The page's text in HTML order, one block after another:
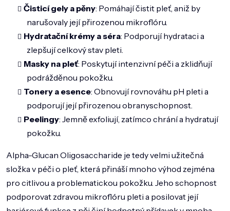
Čisticí gely a pěny: Pomáhají čistit pleť, aniž by
narušovaly její přirozenou mikroflóru.
Hydratační krémy a séra: Podporují hydrataci a
zlepšují celkový stav pleti.
Masky na pleť: Poskytují intenzivní péči a zklidňují
podrážděnou pokožku.
Tonery a esence: Obnovují rovnováhu pH pleti a
podporují její přirozenou obranyschopnost.
Peelingy: Jemně exfoliují, zatímco chrání a hydratují
pokožku.
Alpha-Glucan Oligosaccharide je tedy velmi užitečná
složka v péči o pleť, která přináší mnoho výhod zejména
pro citlivou a problematickou pokožku. Jeho schopnost
podporovat zdravou mikroflóru pleti a posilovat její